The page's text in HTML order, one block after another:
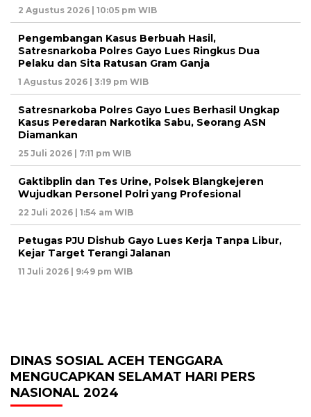
2 Agustus 2026 | 10:05 pm WIB
Pengembangan Kasus Berbuah Hasil,
Satresnarkoba Polres Gayo Lues Ringkus Dua
Pelaku dan Sita Ratusan Gram Ganja
1 Agustus 2026 | 3:19 pm WIB
Satresnarkoba Polres Gayo Lues Berhasil Ungkap
Kasus Peredaran Narkotika Sabu, Seorang ASN
Diamankan
25 Juli 2026 | 7:11 pm WIB
Gaktibplin dan Tes Urine, Polsek Blangkejeren
Wujudkan Personel Polri yang Profesional
22 Juli 2026 | 1:54 am WIB
Petugas PJU Dishub Gayo Lues Kerja Tanpa Libur,
Kejar Target Terangi Jalanan
11 Juli 2026 | 9:49 pm WIB
DINAS SOSIAL ACEH TENGGARA
MENGUCAPKAN SELAMAT HARI PERS
NASIONAL 2024